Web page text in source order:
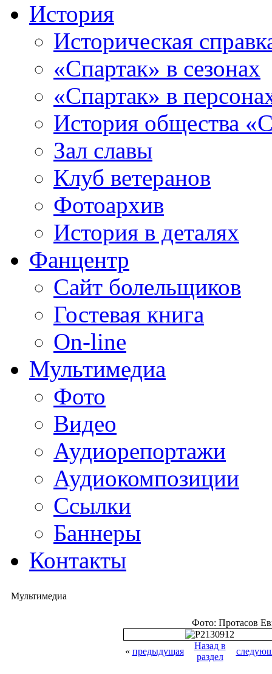
История
Историческая
«Спартак» в сезонах
«Спартак» в
История общества
Зал славы
Клуб ветеранов
Фотоархив
История в деталях
Фанцентр
Сайт болельщиков
Гостевая книга
On-line
Мультимедиа
Фото
Видео
Аудиорепортажи
Аудиокомпозиции
Ссылки
Баннеры
Контакты
Мультимедиа
Фото: Протасов
« предыдущая
Назад в
раздел